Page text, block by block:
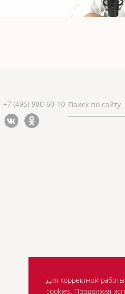
+7 (495) 980-60-10
Для корректной
cookies. Продолжая